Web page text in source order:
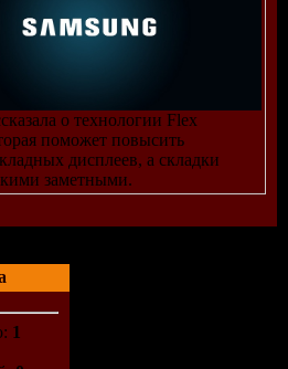
о технологии Flex
поможет повысить
дисплеев, а складки
заметными.
1